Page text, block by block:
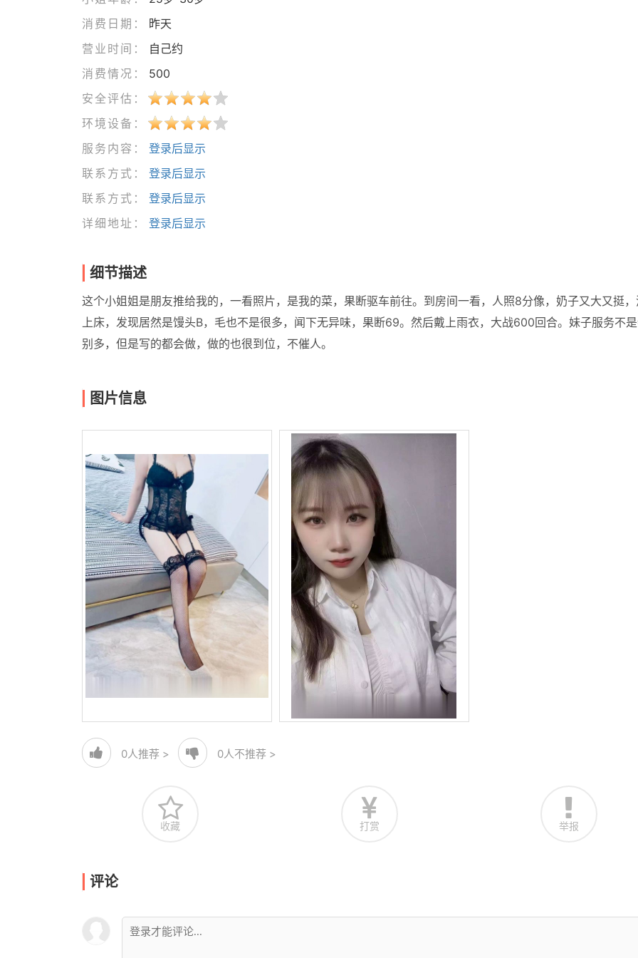
消费日期：
昨天
营业时间：
自己约
消费情况：
500
安全评估：
环境设备：
服务内容：
登录后显示
联系方式：
登录后显示
联系方式：
登录后显示
详细地址：
登录后显示
细节描述
这个小姐姐是朋友推给我的，一看照片，是我的菜，果断驱车前往。到房间一看，人照8分像，奶子又大又挺
上床，发现居然是馒头B，毛也不是很多，闻下无异味，果断69。然后戴上雨衣，大战600回合。妹子服务不
别多，但是写的都会做，做的也很到位，不催人。
图片信息
0人推荐 > 0人不推荐 >
收藏 打赏 举报
评论